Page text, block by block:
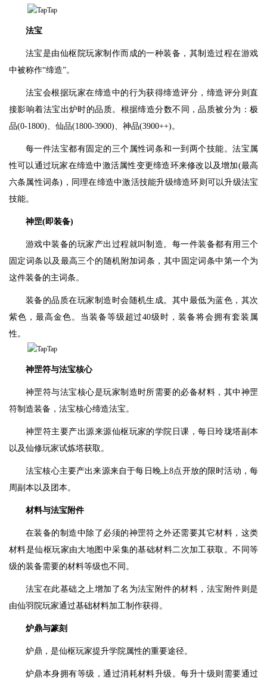
法宝
法宝是由仙枢院玩家制作而成的一种装备，其制造过程在游戏
中被称作“缔造”。
法宝会根据玩家在缔造中的行为获得缔造评分，缔造评分则直
接影响着法宝出炉时的品质。根据缔造分数不同，品质被分为：极
品(0-1800)、仙品(1800-3900)、神品(3900++)。
每一件法宝都有固定的三个属性词条和一到两个技能。法宝属
性可以通过玩家在缔造中激活属性变更缔造环来修改以及增加(最高
六条属性词条)，同理在缔造中激活技能升级缔造环则可以升级法宝
技能。
神罡(即装备)
游戏中装备的玩家产出过程就叫制造。每一件装备都有用三个
固定词条以及最高三个的随机附加词条，其中固定词条中第一个为
这件装备的主词条。
装备的品质在玩家制造时会随机生成。其中最低为蓝色，其次
紫色，最高金色。当装备等级超过40级时，装备将会拥有套装属
性。
神罡符与法宝核心
神罡符与法宝核心是玩家制造时所需要的必备材料，其中神罡
符制造装备，法宝核心缔造法宝。
神罡符主要产出源来源仙枢玩家的学院日课，每日玲珑塔副本
以及仙修玩家试炼塔获取。
法宝核心主要产出来源来自于每日晚上8点开放的限时活动，每
周副本以及团本。
材料与法宝附件
在装备的制造中除了必须的神罡符之外还需要其它材料，这类
材料是仙枢玩家由大地图中采集的基础材料二次加工获取。不同等
级的装备需要的材料等级也不同。
法宝在此基础之上增加了名为法宝附件的材料，法宝附件则是
由仙羽院玩家通过基础材料加工制作获得。
炉鼎与篆刻
炉鼎，是仙枢玩家提升学院属性的重要途径。
炉鼎本身拥有等级，通过消耗材料升级。每升十级则需要通过